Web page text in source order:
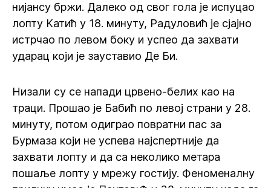
нијансу бржи. Далеко од свог гола је испуцао
лопту Катић у 18. минуту, Радуловић је сјајно
истрчао по левом боку и успео да захвати
ударац који је зауставио Де Би.
Низали су се напади црвено-белих као на
траци. Прошао је Бабић по левој страни у 28.
минуту, потом одиграо повратни пас за
Бурмаза који не успева најспертније да
захвати лопту и да са неколико метара
пошаље лопту у мрежу гостију. Феноменалну